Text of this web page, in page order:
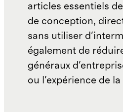
articles essentiels
de conception,
sans utiliser
également de
généraux
ou l'expérience de